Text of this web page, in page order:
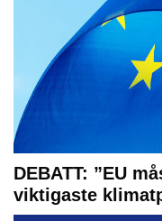
DEBATT: ”EU
viktigaste